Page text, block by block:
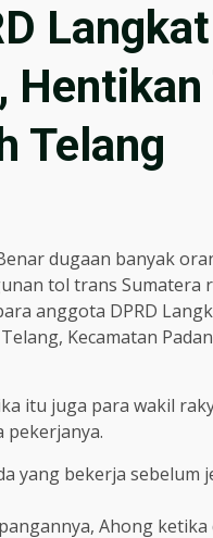
Hentikan
Telang
dugaan banyak
tol trans Sumatera
anggota DPRD
Kecamatan
itu juga para wakil
pekerjanya.
yang bekerja
Ahong